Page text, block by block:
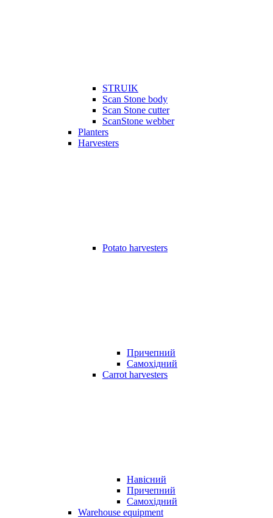
STRUIK
Scan Stone body
Scan Stone cutter
ScanStone webber
Planters
Harvesters
Potato harvesters
Причепний
Самохідний
Carrot harvesters
Навісний
Причепний
Самохідний
Warehouse equipment